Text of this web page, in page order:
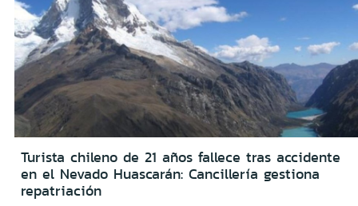
Turista chileno de 21 años fallece tras accidente
en el Nevado Huascarán: Cancillería gestiona
repatriación